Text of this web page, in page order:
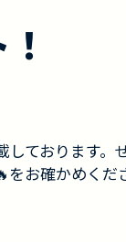
しております。
をお確かめくだ